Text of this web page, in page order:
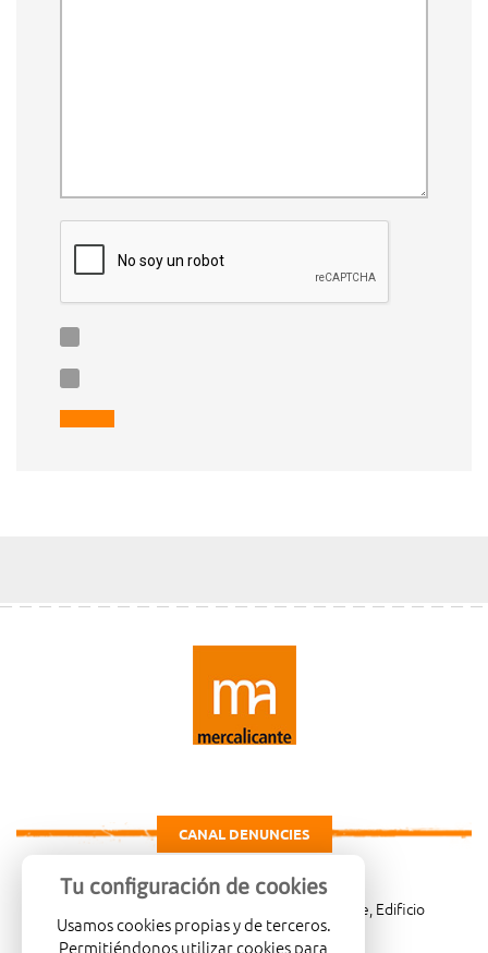
CANAL DENUNCIES
Carretera de Madrid Km. 4, 03007 Alicante, Edificio
Administrativo, planta 3ª
Tu configuración de cookies
Usamos cookies propias y de terceros.
Permitiéndonos utilizar cookies para